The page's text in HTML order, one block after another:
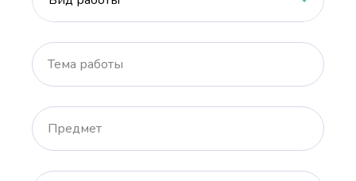
Тема работы
Предмет